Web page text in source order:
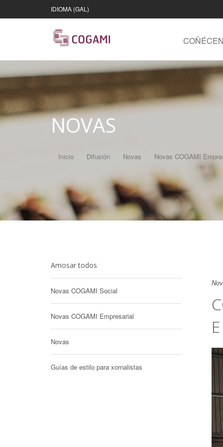
IDIOMA (GAL)
NOVAS
Inicio Difusión Novas Novas COGAMI
Amosar todos
Novas COGAMI Social
Novas COGAMI Empresarial
Novas
Guías de estilo para xornalistas